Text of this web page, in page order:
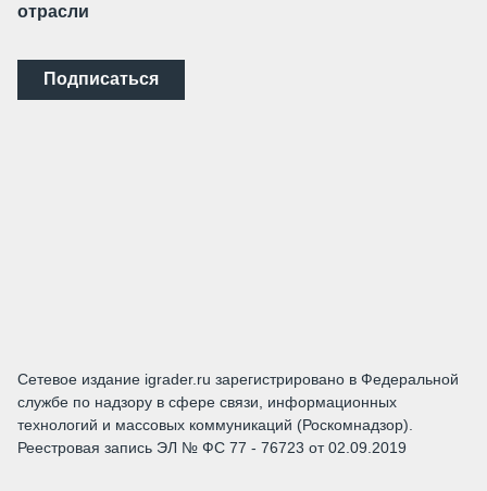
отрасли
Подписаться
Сетевое издание igrader.ru зарегистрировано в Федеральной
службе по надзору в сфере связи, информационных
технологий и массовых коммуникаций (Роскомнадзор).
Реестровая запись ЭЛ № ФС 77 - 76723 от 02.09.2019